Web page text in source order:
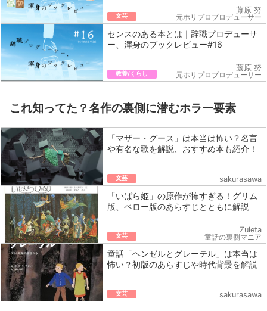
文芸
藤原 努
元ホリプロプロデューサー
センスのある本とは｜辞職プロデューサ
ー、渾身のブックレビュー#16
教養/くらし
藤原 努
元ホリプロプロデューサー
これ知ってた？名作の裏側に潜むホラー要素
「マザー・グース」は本当は怖い？名言
や有名な歌を解説、おすすめ本も紹介！
文芸 sakurasawa
「いばら姫」の原作が怖すぎる！グリム
版、ペロー版のあらすじとともに解説
文芸
Zuleta
童話の裏側マニア
童話「ヘンゼルとグレーテル」は本当は
怖い？初版のあらすじや時代背景を解説
文芸 sakurasawa